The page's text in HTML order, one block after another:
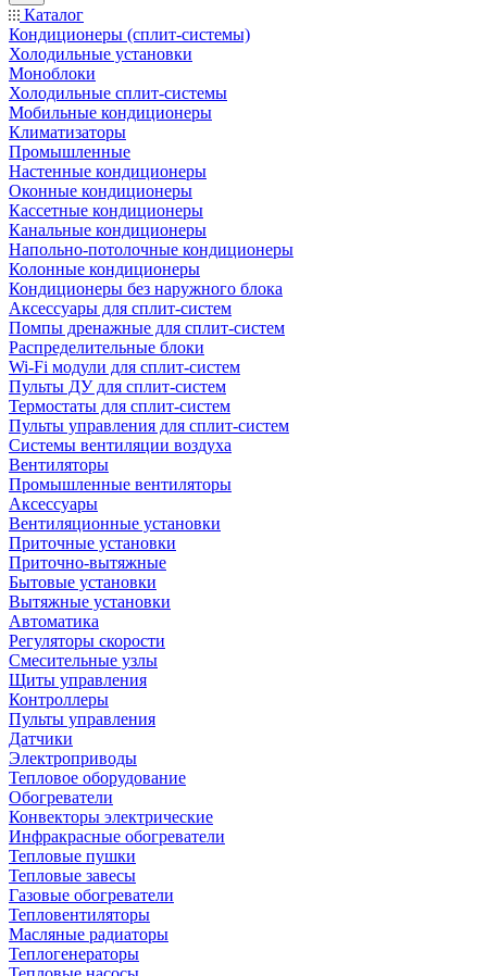
Каталог
Кондиционеры (сплит-системы)
Холодильные установки
Моноблоки
Холодильные сплит-системы
Мобильные кондиционеры
Климатизаторы
Промышленные
Настенные кондиционеры
Оконные кондиционеры
Кассетные кондиционеры
Канальные кондиционеры
Напольно-потолочные кондиционеры
Колонные кондиционеры
Кондиционеры без наружного блока
Аксессуары для сплит-систем
Помпы дренажные для сплит-систем
Распределительные блоки
Wi-Fi модули для сплит-систем
Пульты ДУ для сплит-систем
Термостаты для сплит-систем
Пульты управления для сплит-систем
Системы вентиляции воздуха
Вентиляторы
Промышленные вентиляторы
Аксессуары
Вентиляционные установки
Приточные установки
Приточно-вытяжные
Бытовые установки
Вытяжные установки
Автоматика
Регуляторы скорости
Смесительные узлы
Щиты управления
Контроллеры
Пульты управления
Датчики
Электроприводы
Тепловое оборудование
Обогреватели
Конвекторы электрические
Инфракрасные обогреватели
Тепловые пушки
Тепловые завесы
Газовые обогреватели
Тепловентиляторы
Масляные радиаторы
Теплогенераторы